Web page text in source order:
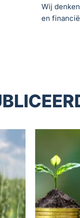
Wij
en